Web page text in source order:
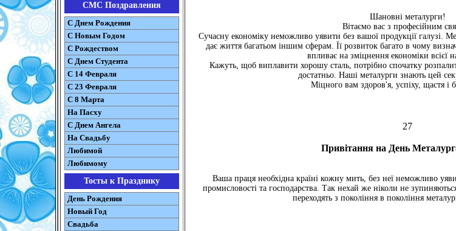
СМС Поздравления
С Днем Рождения
С Новым Годом
С Рождеством
C Днем Студента
С 14 Февраля
С 23 Февраля
С 8 Марта
На Пасху
C Днем Ангела
На Свадьбу
Любимой
Любимому
Тосты к Празднику
День Рождения
Новый Год
Свадьба
Шановні металурги!
Вітаємо вас з професійним
Сучасну економіку неможливо уявити без вашої продукції галузі.
дає життя багатьом іншим сферам. Її розвиток багато в чому
впливає на зміцнення економіки всієї
Кажуть, щоб виплавити хорошу сталь, потрібно спочатку
достатньо. Наші металурги знають цей
Міцного вам здоров'я, успіху, щастя і
27
Привітання на День
Ваша праця необхідна країні кожну мить, без неї неможливо
промисловості та господарства. Так нехай же ніколи не
переходять з покоління в покоління